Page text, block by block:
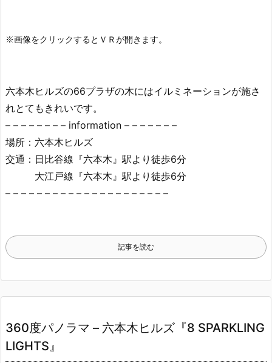
六本木ヒルズの66プラザの木にはイルミネーションが施さ
れとてもきれいです。
– – – – – – – – information – – – – – – –
場所：六本木ヒルズ
交通：日比谷線『六本木』駅より徒歩6分
大江戸線『六本木』駅より徒歩6分
– – – – – – – – – – – – – – – – – – – – –
記事を読む
360度パノラマ – 六本木ヒルズ『8 SPARKLING
LIGHTS』